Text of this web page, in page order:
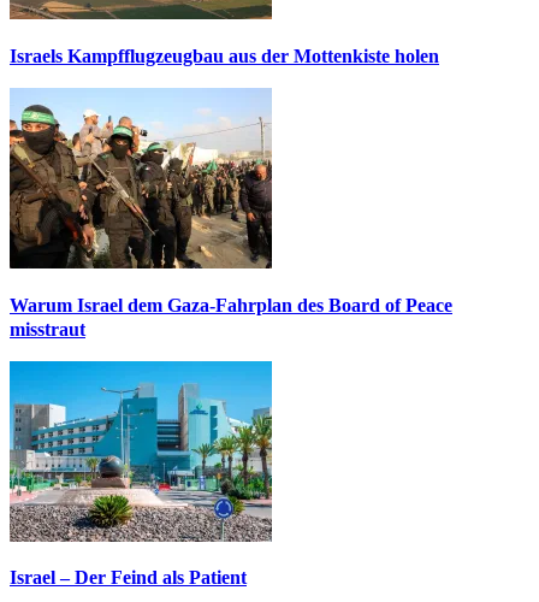
Israels Kampfflugzeugbau aus der Mottenkiste holen
Warum Israel dem Gaza-Fahrplan des Board of Peace
misstraut
Israel – Der Feind als Patient